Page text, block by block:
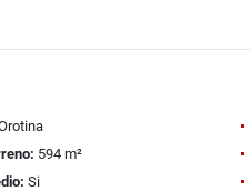
594 m²
Si